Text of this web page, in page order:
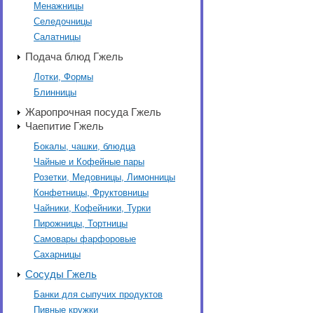
Менажницы
Селедочницы
Салатницы
Подача блюд Гжель
Лотки, Формы
Блинницы
Жаропрочная посуда Гжель
Чаепитие Гжель
Бокалы, чашки, блюдца
Чайные и Кофейные пары
Розетки, Медовницы, Лимонницы
Конфетницы, Фруктовницы
Чайники, Кофейники, Турки
Пирожницы, Тортницы
Самовары фарфоровые
Сахарницы
Сосуды Гжель
Банки для сыпучих продуктов
Пивные кружки